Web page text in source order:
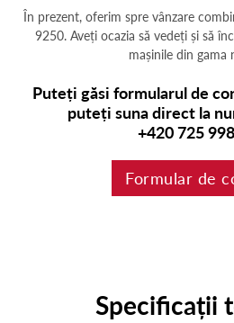
În prezent, oferim spre vânzare
9250. Aveți ocazia să vedeți și să
mașinile din gama
Puteți găsi formularul de
puteți suna direct la
+420 725
Formular de
Specificații